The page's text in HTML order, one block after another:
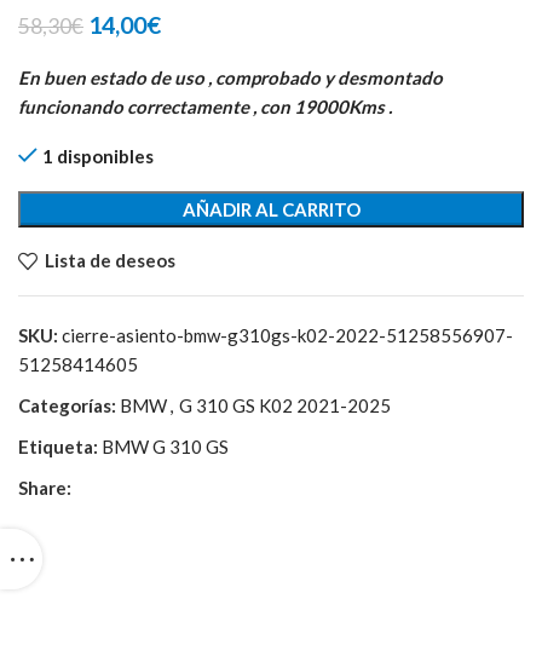
58,30€ El
original
era:
14,00€El
actual
es:
En buen estado de uso , comprobado y desmontado
funcionando correctamente , con 19000Kms .
1 disponibles
AÑADIR AL CARRITO
Lista de deseos
SKU: cierre-asiento-bmw-g310gs-k02-2022-51258556907-
51258414605
Categorías: BMW, G 310 GS K02 2021-2025
Etiqueta: BMW G 310 GS
Share: